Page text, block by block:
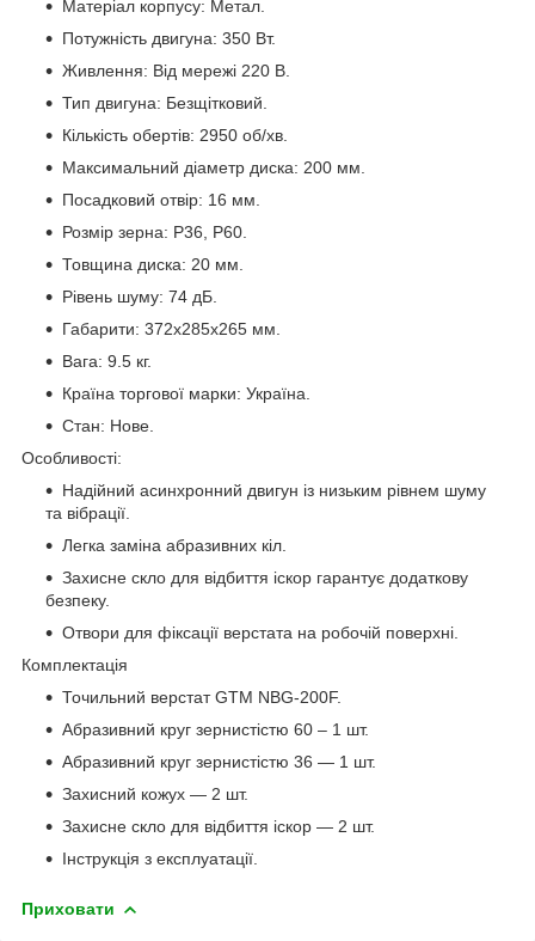
Матеріал корпусу: Метал.
Потужність двигуна: 350 Вт.
Живлення: Від мережі 220 В.
Тип двигуна: Безщітковий.
Кількість обертів: 2950 об/хв.
Максимальний діаметр диска: 200 мм.
Посадковий отвір: 16 мм.
Розмір зерна: P36, P60.
Товщина диска: 20 мм.
Рівень шуму: 74 дБ.
Габарити: 372x285x265 мм.
Вага: 9.5 кг.
Країна торгової марки: Україна.
Стан: Нове.
Особливості:
Надійний асинхронний двигун із низьким рівнем шуму
та вібрації.
Легка заміна абразивних кіл.
Захисне скло для відбиття іскор гарантує додаткову
безпеку.
Отвори для фіксації верстата на робочій поверхні.
Комплектація
Точильний верстат GTM NBG-200F.
Абразивний круг зернистістю 60 – 1 шт.
Абразивний круг зернистістю 36 — 1 шт.
Захисний кожух — 2 шт.
Захисне скло для відбиття іскор — 2 шт.
Інструкція з експлуатації.
Приховати